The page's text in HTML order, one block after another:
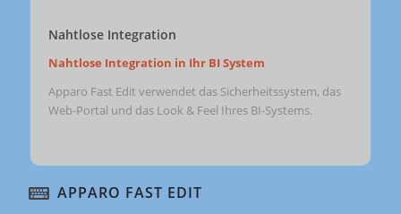
Nahtlose Integration
Nahtlose Integration in Ihr BI System
Apparo Fast Edit verwendet das Sicherheitssystem, das
Web-Portal und das Look & Feel Ihres BI-Systems.
APPARO FAST EDIT